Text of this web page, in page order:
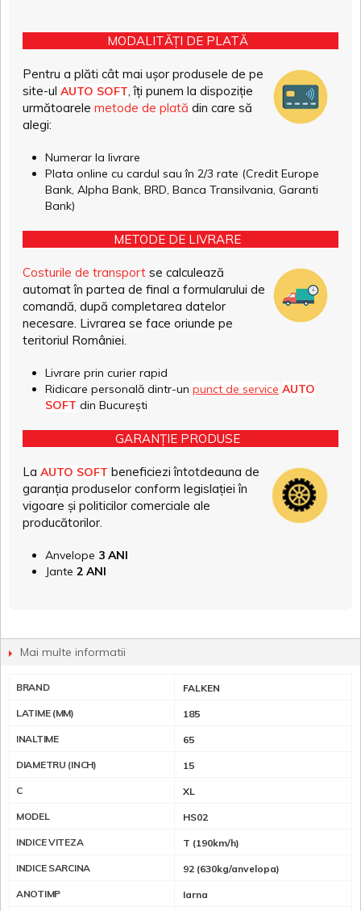
MODALITĂȚI DE PLATĂ
Pentru a plăti cât mai ușor produsele de pe
site-ul AUTO SOFT, îți punem la dispoziție
următoarele metode de plată din care să
alegi:
Numerar la livrare
Plata online cu cardul sau în 2/3 rate (Credit Europe
Bank, Alpha Bank, BRD, Banca Transilvania, Garanti
Bank)
METODE DE LIVRARE
Costurile de transport se calculează
automat în partea de final a formularului de
comandă, după completarea datelor
necesare. Livrarea se face oriunde pe
teritoriul României.
Livrare prin curier rapid
Ridicare personală dintr-un punct de service AUTO
SOFT din București
GARANȚIE PRODUSE
La AUTO SOFT beneficiezi întotdeauna de
garanția produselor conform legislației în
vigoare și politicilor comerciale ale
producătorilor.
Anvelope 3 ANI
Jante 2 ANI
Mai multe informatii
BRAND FALKEN
LATIME (MM) 185
INALTIME 65
DIAMETRU (INCH) 15
C XL
MODEL HS02
INDICE VITEZA T (190km/h)
INDICE SARCINA 92 (630kg/anvelopa)
ANOTIMP Iarna